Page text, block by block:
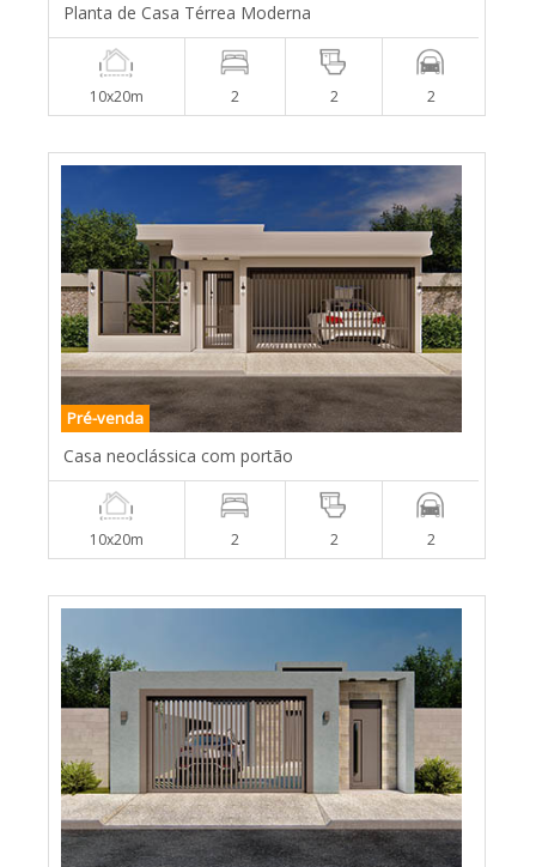
Planta de Casa Térrea Moderna
10x20m 2 2 2
Pré-venda
Casa neoclássica com portão
10x20m 2 2 2